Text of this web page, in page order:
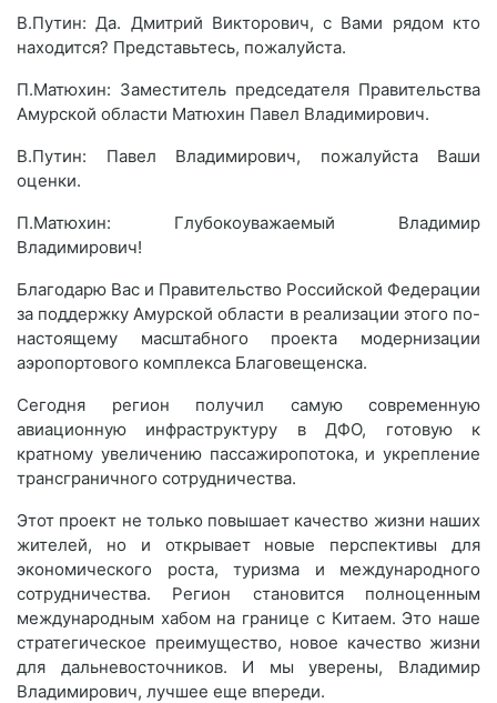
В.Путин: Да. Дмитрий Викторович, с Вами рядом кто
находится? Представьтесь, пожалуйста.
П.Матюхин: Заместитель председателя Правительства
Амурской области Матюхин Павел Владимирович.
В.Путин: Павел Владимирович, пожалуйста Ваши
оценки.
П.Матюхин: Глубокоуважаемый Владимир
Владимирович!
Благодарю Вас и Правительство Российской Федерации
за поддержку Амурской области в реализации этого по-
настоящему масштабного проекта модернизации
аэропортового комплекса Благовещенска.
Сегодня регион получил самую современную
авиационную инфраструктуру в ДФО, готовую к
кратному увеличению пассажиропотока, и укрепление
трансграничного сотрудничества.
Этот проект не только повышает качество жизни наших
жителей, но и открывает новые перспективы для
экономического роста, туризма и международного
сотрудничества. Регион становится полноценным
международным хабом на границе с Китаем. Это наше
стратегическое преимущество, новое качество жизни
для дальневосточников. И мы уверены, Владимир
Владимирович, лучшее еще впереди.